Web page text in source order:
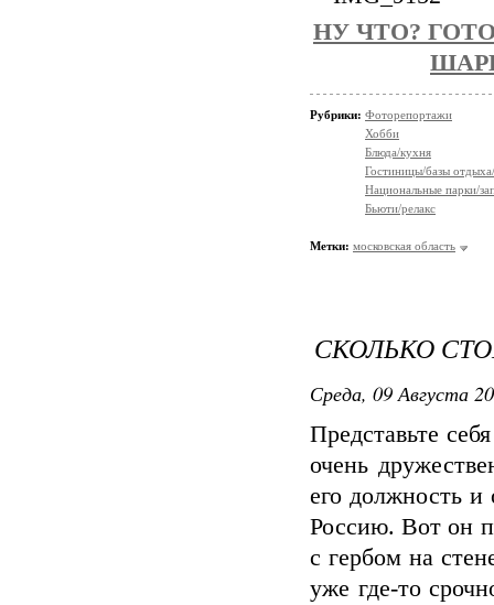
НУ ЧТО?
Рубрики: Фоторепортажи
Хобби
Блюда/кухня
Гостиницы/базы
Национальные парки/
Бьюти/релакс
Метки: московская область
СКОЛЬКО
Среда, 09 Августа
Представьте
очень
его должность
Россию. Вот он
с гербом на
уже где-то